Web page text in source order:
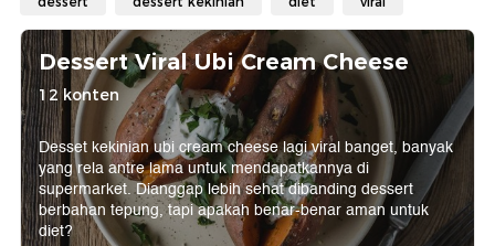
Dessert Viral Ubi Cream Cheese
12 konten
Desset kekinian ubi cream cheese lagi viral banget, banyak
yang rela antre lama untuk mendapatkannya di
supermarket. Dianggap lebih sehat dibanding dessert
berbahan tepung, tapi apakah benar-benar aman untuk
diet?